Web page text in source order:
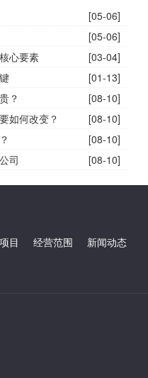
[05-06]
[05-06]
心要素
[03-04]
[01-13]
？
[08-10]
如何改变？
[08-10]
[08-10]
司
[08-10]
目 经营范围
新闻动态